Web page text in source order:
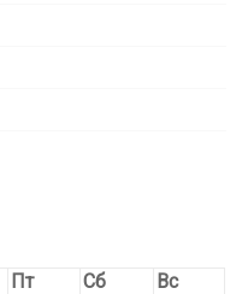
Пт Сб
Вс